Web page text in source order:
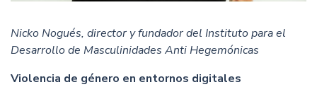
Nicko Nogués, director y fundador del Instituto para el
Desarrollo de Masculinidades Anti Hegemónicas
Violencia de género en entornos digitales